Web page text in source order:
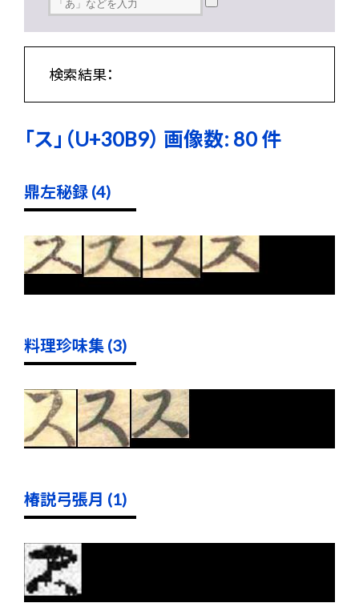
検索結果：
「ス」（U+30B9） 画像数: 80 件
鼎左秘録 (4)
料理珍味集 (3)
椿説弓張月 (1)